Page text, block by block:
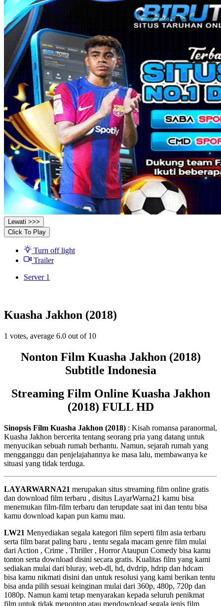
Lewati >>>
Click To Play
Turn off light
Trailer
Server 1
Kuasha Jakhon (2018)
1 votes, average 6.0 out of 10
Nonton Film Kuasha Jakhon (2018)
Subtitle Indonesia
Streaming Film Online Kuasha Jakhon
(2018) FULL HD
Sinopsis Film Kuasha Jakhon (2018) : Kisah romansa paranormal,
Kuasha Jakhon bercerita tentang seorang pria yang datang untuk
menyucikan sebuah rumah berhantu. Namun, sejarah rumah yang
mengganggu dan penjelajahannya ke masa lalu, membawanya ke
situasi yang tidak terduga.
LAYARWARNA21 merupakan situs streaming film online gratis
dan download film terbaru , disitus LayarWarna21 kamu bisa
menemukan film-film terbaru dan terupdate saat ini dan tentu bisa
kamu download kapan pun kamu mau.
LW21 Menyediakan segala kategori film seperti film asia terbaru
serta film barat paling baru , tentu segala macam genre film mulai
dari Action , Crime , Thriller , Horror Ataupun Comedy bisa kamu
tonton serta download disini secara gratis. Kualitas film yang kami
sediakan mulai dari bluray, web-dl, hd, dvdrip, hdrip dan hdcam
bisa kamu nikmati disini dan untuk resolusi yang kami berikan tentu
bisa anda pilih sesuai keinginan mulai dari 360p, 480p, 720p dan
1080p. Namun kami tetap menyarakan kepada seluruh penikmat
film untuk tidak menonton atau mendownload segala jenis film